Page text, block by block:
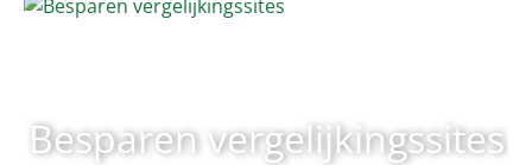
Besparen vergelijkingssites